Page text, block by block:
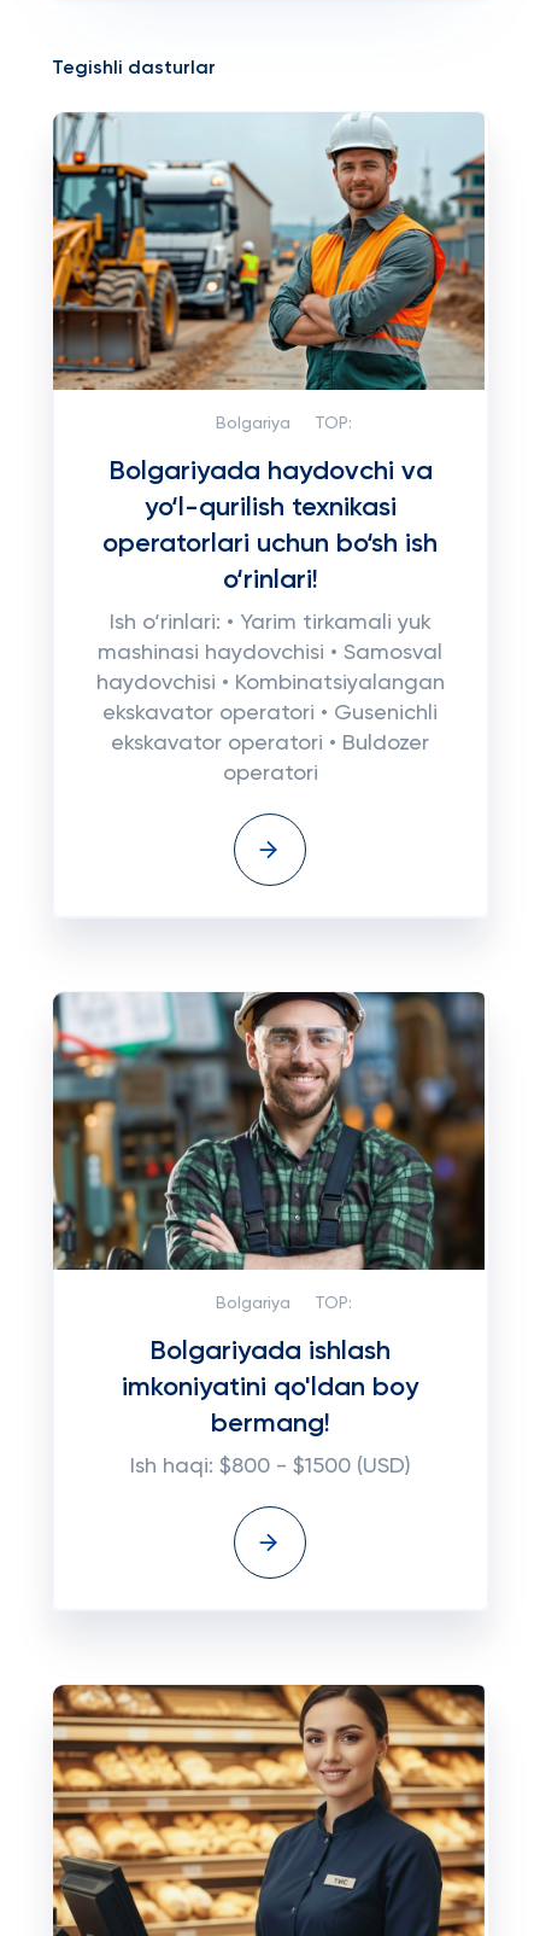
Tegishli dasturlar
Bolgariya TOP:
Bolgariyada haydovchi va
yo‘l-qurilish texnikasi
operatorlari uchun bo‘sh ish
o‘rinlari!
Ish o‘rinlari: • Yarim tirkamali yuk
mashinasi haydovchisi • Samosval
haydovchisi • Kombinatsiyalangan
ekskavator operatori • Gusenichli
ekskavator operatori • Buldozer
operatori
Bolgariya TOP:
Bolgariyada ishlash
imkoniyatini qo'ldan boy
bermang!
Ish haqi: $800 - $1500 (USD)